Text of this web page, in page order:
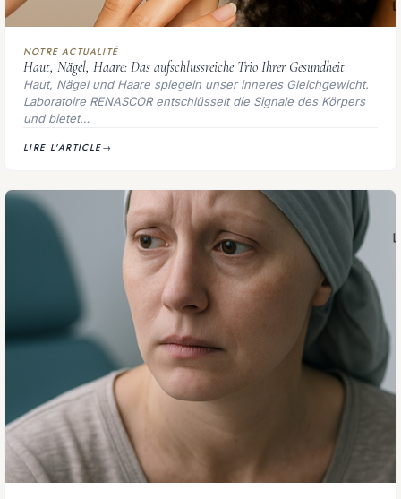
NOTRE ACTUALITÉ
Haut, Nägel, Haare: Das aufschlussreiche Trio Ihrer Gesundheit
Haut, Nägel und Haare spiegeln unser inneres Gleichgewicht.
Laboratoire RENASCOR entschlüsselt die Signale des Körpers
und bietet…
LIRE L'ARTICLE→